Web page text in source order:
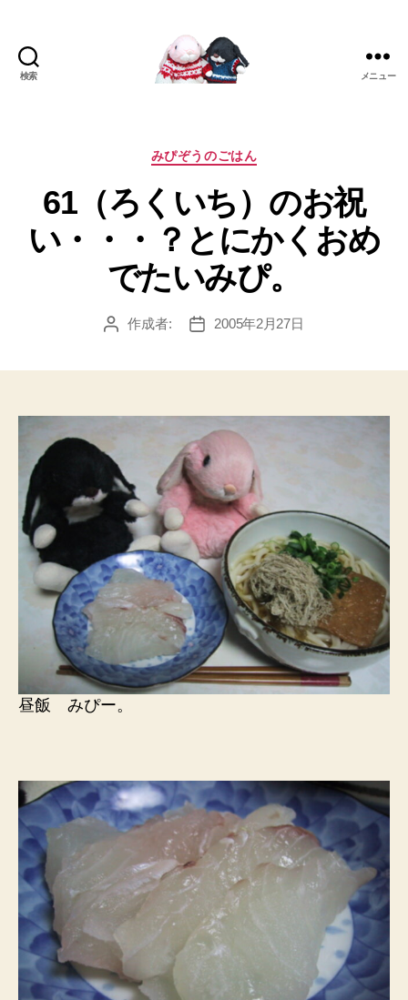
検索
ぴ
う
Blog
メニュー
カ
ゴ
リ
ー
みぴぞうのごはん
61（ろくいち）のお祝
い・・・？とにかくおめ
でたいみぴ。
投
作成者:
投
2005年2月27日
昼飯 みぴー。